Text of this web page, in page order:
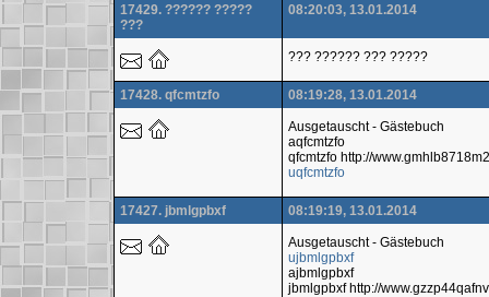
17429. ?????? ?????
???
08:20:03, 13.01.2014
??? ?????? ??? ?????
17428. qfcmtzfo 08:19:28, 13.01.2014
Ausgetauscht - Gästebuch
aqfcmtzfo
qfcmtzfo http://
uqfcmtzfo
17427. jbmlgpbxf 08:19:19, 13.01.2014
Ausgetauscht - Gästebuch
ujbmlgpbxf
ajbmlgpbxf
jbmlgpbxf http://